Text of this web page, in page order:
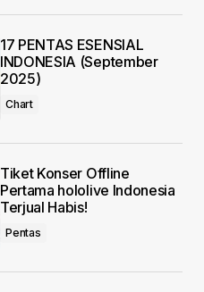
17 PENTAS ESENSIAL
INDONESIA (September
2025)
Chart
Tiket Konser Offline
Pertama hololive Indonesia
Terjual Habis!
Pentas